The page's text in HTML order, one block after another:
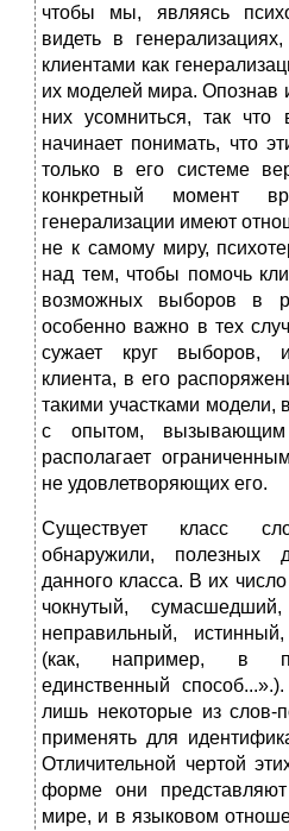
чтобы мы, являясь
видеть в
клиентами как
их моделей мира. Опознав
них усомниться, так что
начинает понимать, что
только в его системе
конкретный момент
генерализации имеют
не к самому миру,
над тем, чтобы помочь
возможных выборов в
особенно важно в тех
сужает круг выборов,
клиента, в его
такими участками модели,
с опытом,
располагает
не удовлетворяющих его.
Существует класс
обнаружили, полезных
данного класса. В их
чокнутый,
неправильный,
(как, например, в
единственный
лишь некоторые из слов-
применять для
Отличительной чертой
форме они
мире, и в языковом